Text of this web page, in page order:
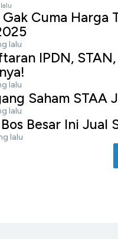
Cuma Harga
lalu
IPDN,
lalu
Saham STAA
lalu
Besar Ini Jual
lalu